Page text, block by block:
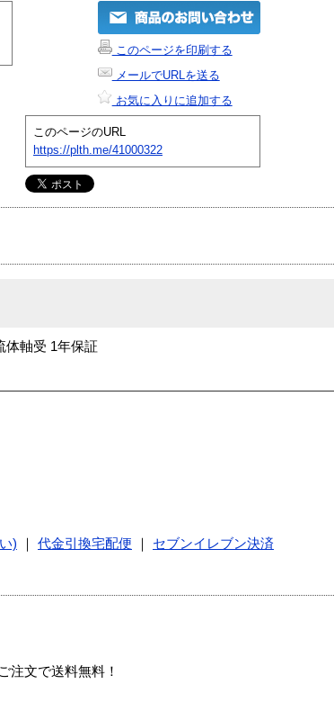
このページを印刷する
メールでURLを送る
お気に入りに追加する
このページのURL
https://plth.me/41000322
体軸受 1年保証
) 代金引換宅配便
セブンイレブン決済
注文で送料無料！